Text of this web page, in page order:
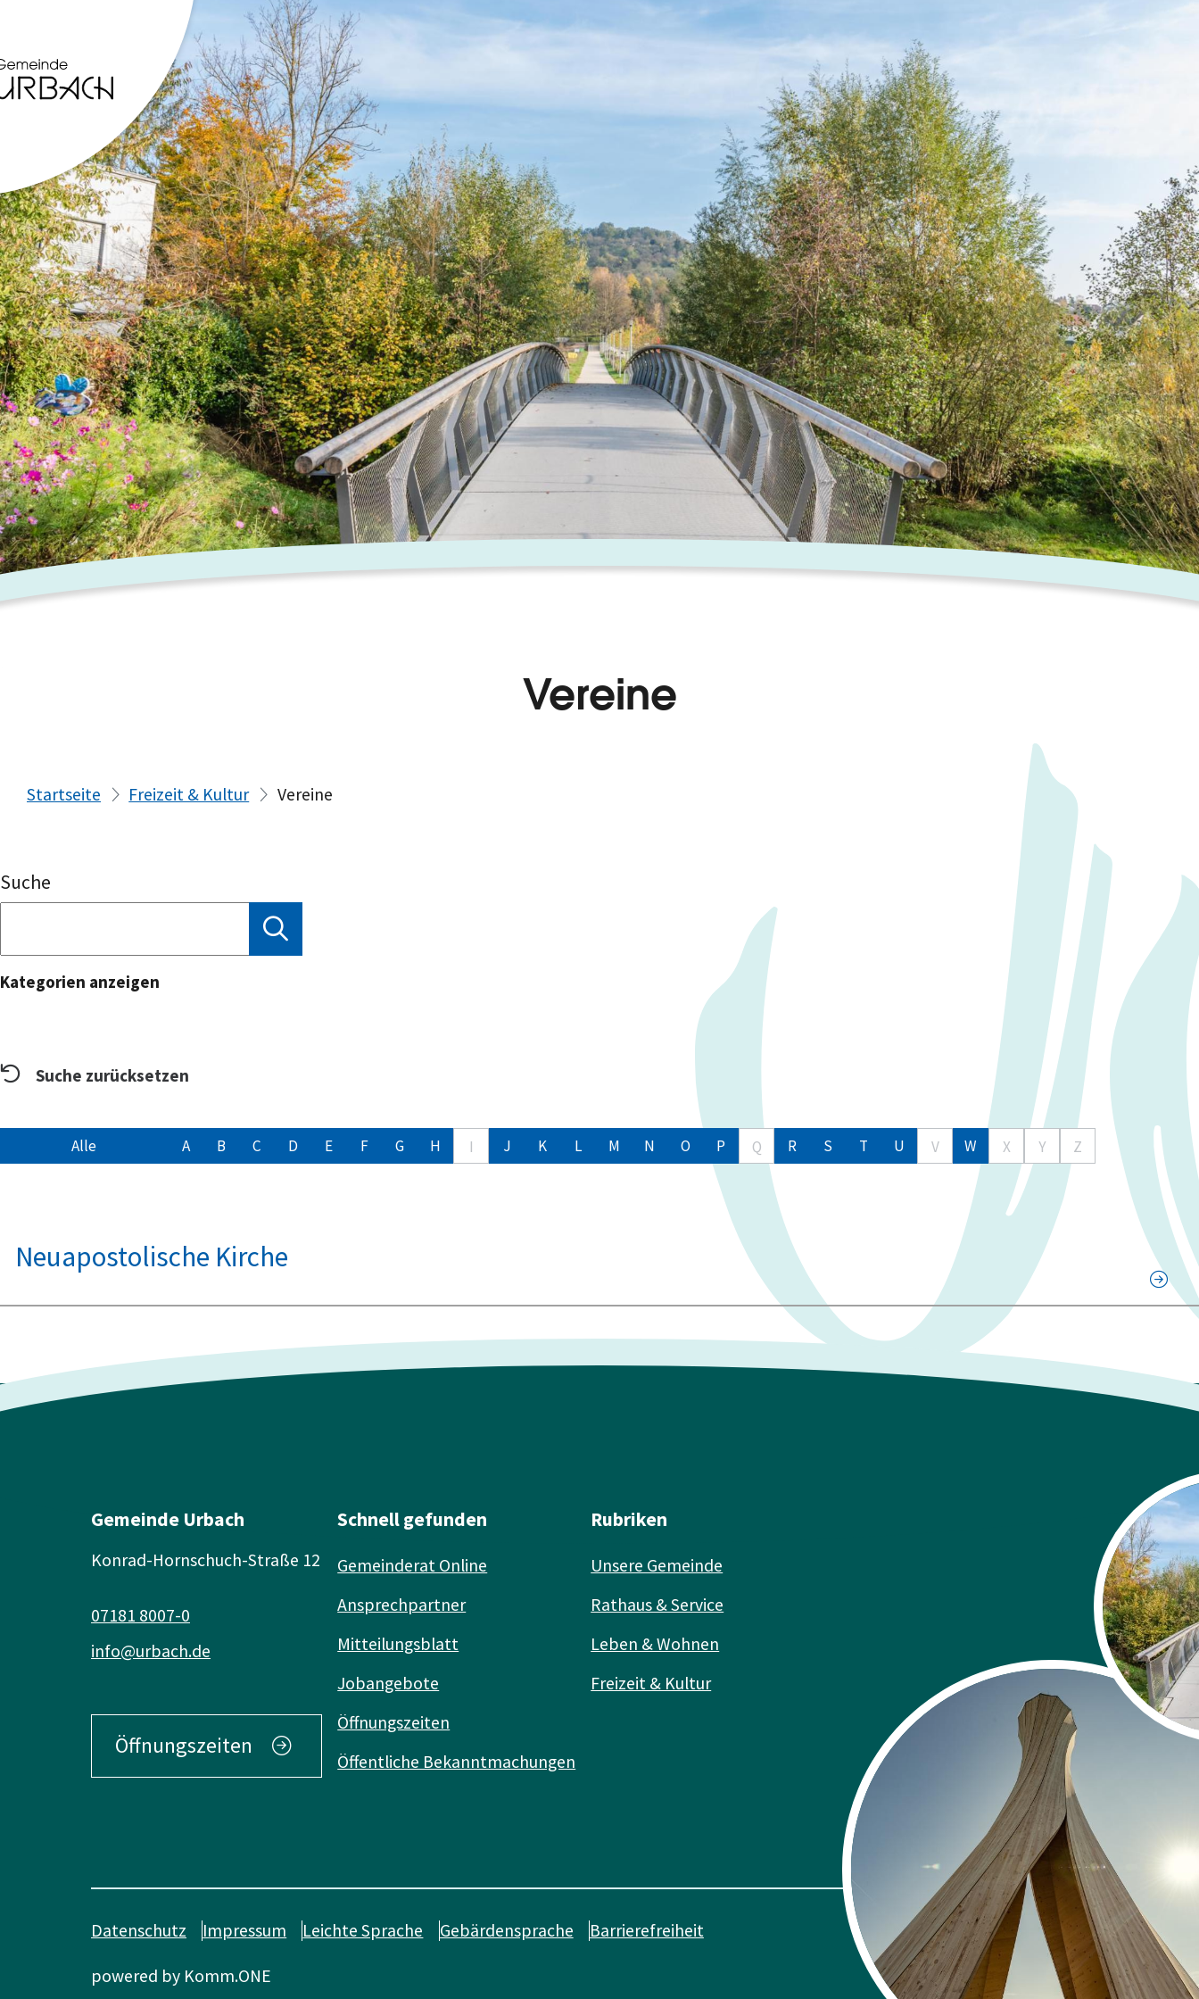
Vereine
Startseite Freizeit & Kultur Vereine
Suche
Kategorien anzeigen
Suche zurücksetzen
Alle A B C D E F G H I J K L M N O P Q R S T U V W X Y Z
Neuapostolische Kirche
Gemeinde Urbach
Konrad-Hornschuch-Straße 12
info@urbach.de
07181 8007-0
Öffnungszeiten
Schnell gefunden
Gemeinderat Online
Ansprechpartner
Mitteilungsblatt
Jobangebote
Öffnungszeiten
Öffentliche Bekanntmachungen
Rubriken
Unsere Gemeinde
Rathaus & Service
Leben & Wohnen
Freizeit & Kultur
Datenschutz Impressum Leichte Sprache Gebärdensprache Barrierefreiheit
powered by Komm.ONE